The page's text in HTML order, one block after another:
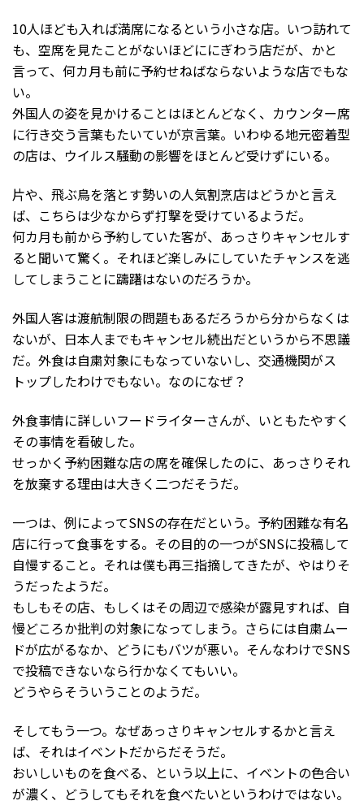
10人ほども入れば満席になるという小さな店。いつ訪れて
も、空席を見たことがないほどににぎわう店だが、かと
言って、何カ月も前に予約せねばならないような店でもな
い。
外国人の姿を見かけることはほとんどなく、カウンター席
に行き交う言葉もたいていが京言葉。いわゆる地元密着型
の店は、ウイルス騒動の影響をほとんど受けずにいる。
片や、飛ぶ鳥を落とす勢いの人気割烹店はどうかと言え
ば、こちらは少なからず打撃を受けているようだ。
何カ月も前から予約していた客が、あっさりキャンセルす
ると聞いて驚く。それほど楽しみにしていたチャンスを逃
してしまうことに躊躇はないのだろうか。
外国人客は渡航制限の問題もあるだろうから分からなくは
ないが、日本人までもキャンセル続出だというから不思議
だ。外食は自粛対象にもなっていないし、交通機関がス
トップしたわけでもない。なのになぜ？
外食事情に詳しいフードライターさんが、いともたやすく
その事情を看破した。
せっかく予約困難な店の席を確保したのに、あっさりそれ
を放棄する理由は大きく二つだそうだ。
一つは、例によってSNSの存在だという。予約困難な有名
店に行って食事をする。その目的の一つがSNSに投稿して
自慢すること。それは僕も再三指摘してきたが、やはりそ
うだったようだ。
もしもその店、もしくはその周辺で感染が露見すれば、自
慢どころか批判の対象になってしまう。さらには自粛ムー
ドが広がるなか、どうにもバツが悪い。そんなわけでSNS
で投稿できないなら行かなくてもいい。
どうやらそういうことのようだ。
そしてもう一つ。なぜあっさりキャンセルするかと言え
ば、それはイベントだからだそうだ。
おいしいものを食べる、という以上に、イベントの色合い
が濃く、どうしてもそれを食べたいというわけではない。